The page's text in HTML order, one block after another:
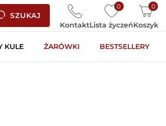
SZUKAJ
0
Lista życzeń
0
Koszyk
Kontakt
KULE ŻARÓWKI BESTSELLERY